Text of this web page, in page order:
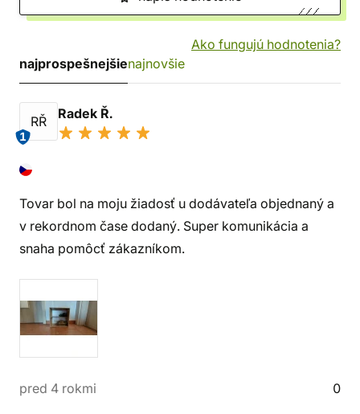
Ako fungujú hodnotenia?
najprospešnejšienajnovšie
RŘ
1
Radek Ř.
Tovar bol na moju žiadosť u dodávateľa objednaný a
v rekordnom čase dodaný. Super komunikácia a
snaha pomôcť zákazníkom.
pred 4 rokmi 0